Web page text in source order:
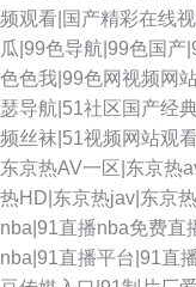
频观看|国产精彩在线
瓜|99色导航|99色国产
色色我|99色网视频网
瑟导航|51社区国产经
频丝袜|51视频网站观
东京热AV一区|东京热
热HD|东京热jav|东京
nba|91直播nba免费直
nba|91直播平台|91直